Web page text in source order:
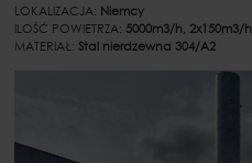
LOKALIZACJA: Niemcy
ILOŚĆ POWIETRZA: 5000m3/h, 2x150m3/h
MATERIAŁ:Stal nierdzewna 304/A2